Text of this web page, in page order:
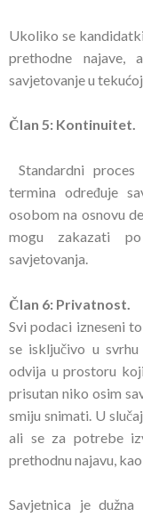
Ukoliko se
prethodne najave,
savjetovanje u
Član 5: Kontinuitet.
Standardni
termina određuje
osobom na osnovu
mogu zakazati
savjetovanja.
Član 6: Privatnost.
Svi podaci izneseni
se isključivo u
odvija u prostoru
prisutan niko osim
smiju snimati. U
ali se za potrebe
prethodnu najavu,
Savjetnica je